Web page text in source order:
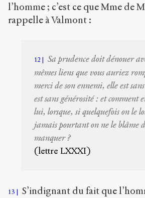
l’homme ; c’est ce que Mme de
rappelle à Valmont :
12
Sa prudence doit dénouer
mêmes liens que vous auriez
merci de son ennemi, elle est
est sans générosité : et comment
lui, lorsque, si quelquefois on le
jamais pourtant on ne le blâme
manquer ?
(lettre LXXXI)
13
S’indignant du fait que